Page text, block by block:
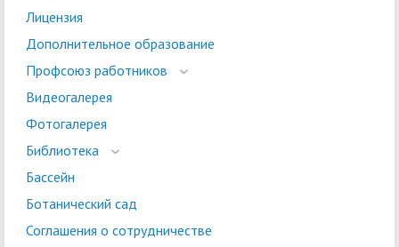
Лицензия
Дополнительное образование
Профсоюз работников
Видеогалерея
Фотогалерея
Библиотека
Бассейн
Ботанический сад
Соглашения о сотрудничестве